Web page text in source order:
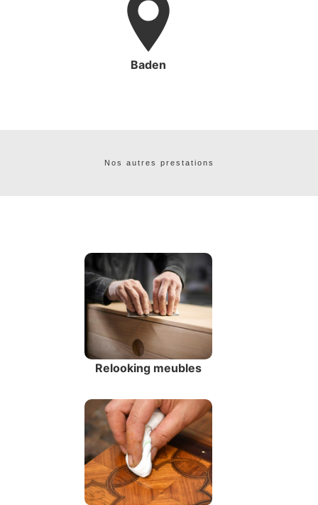
Baden
Nos autres prestations
Relooking meubles